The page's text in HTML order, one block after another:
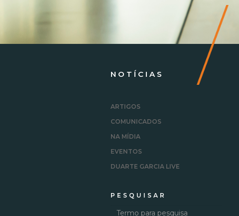
NOTÍCIAS
ARTIGOS
COMUNICADOS
NA MÍDIA
EVENTOS
DUARTE GARCIA LIVE
PESQUISAR